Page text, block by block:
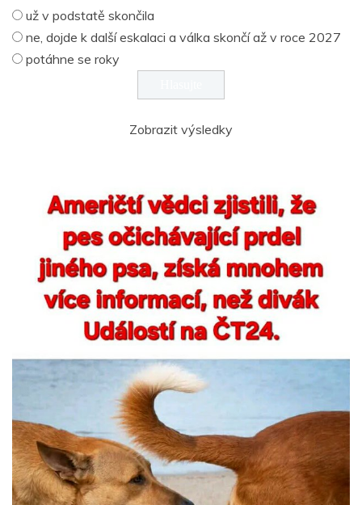
už v podstatě skončila
ne, dojde k další eskalaci a válka skončí až v roce 2027
potáhne se roky
Zobrazit výsledky